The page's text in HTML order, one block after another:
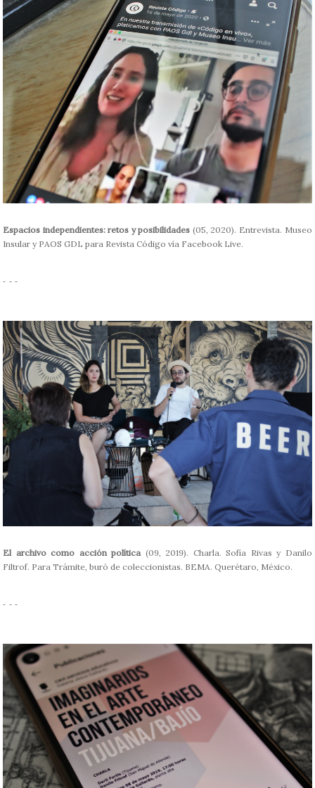
Espacios independientes: retos y posibilidades (05, 2020). Entrevista. Museo
Insular y PAOS GDL para Revista Código vía Facebook Live.
- - -
El archivo como acción política(09, 2019). Charla. Sofía Rivas y Danilo
Filtrof. Para Trámite, buró de coleccionistas. BEMA. Querétaro, México.
- - -